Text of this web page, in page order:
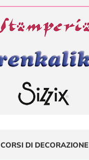
CORSI DI DECORAZIONE